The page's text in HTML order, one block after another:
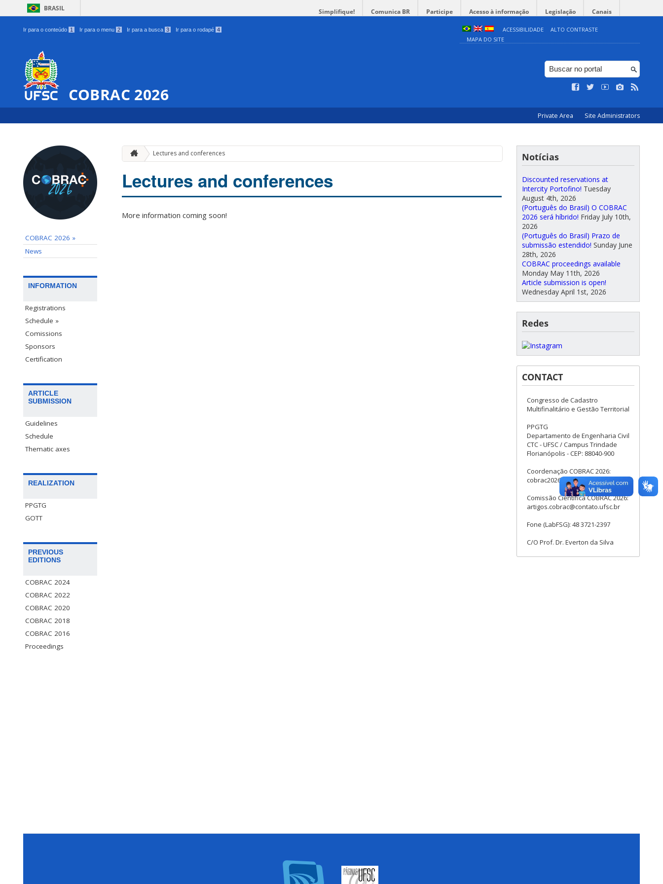
BRASIL Simplifique! Comunica BR Participe Acesso à informação Legislação Canais
Ir para o conteúdo 1 Ir para o menu 2 Ir para a busca 3 Ir para o rodapé 4 ACESSIBILIDADE
ALTO CONTRASTE
MAPA DO SITE
COBRAC 2026
Private Area Site Administrators
COBRAC 2026 »
News
INFORMATION
Registrations
Schedule »
Comissions
Sponsors
Certification
ARTICLE
SUBMISSION
Guidelines
Schedule
Thematic axes
REALIZATION
PPGTG
GOTT
PREVIOUS
EDITIONS
COBRAC 2024
COBRAC 2022
COBRAC 2020
COBRAC 2018
COBRAC 2016
Proceedings
Lectures and conferences
Lectures and conferences
More information coming soon!
Notícias
Discounted reservations at
Intercity Portofino! Tuesday
August 4th, 2026
(Português do Brasil) O COBRAC
2026 será híbrido! Friday July 10th,
2026
(Português do Brasil) Prazo de
submissão estendido! Sunday June
28th, 2026
COBRAC proceedings available
Monday May 11th, 2026
Article submission is open!
Wednesday April 1st, 2026
Redes
CONTACT
Congresso de Cadastro
Multifinalitário e Gestão Territorial
PPGTG
Departamento de Engenharia Civil
CTC - UFSC / Campus Trindade
Florianópolis - CEP: 88040-900
Coordenação COBRAC 2026:
cobrac2026@contato.ufsc.br
Comissão Cientifica COBRAC 2026:
artigos.cobrac@contato.ufsc.br
Fone (LabFSG): 48 3721-2397
C/O Prof. Dr. Everton da Silva